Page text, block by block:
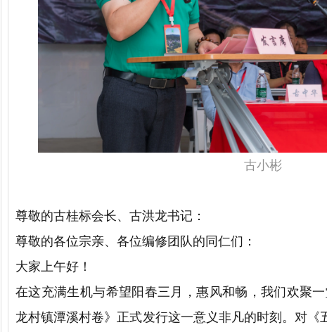
古小彬
尊敬的古桂标会长、古洪龙书记：
尊敬的各位宗亲、各位编修团队的同仁们：
大家上午好！
在这充满生机与希望阳春三月，惠风和畅，我们欢聚
龙村镇潭溪村卷》正式发行这一意义非凡的时刻。对《